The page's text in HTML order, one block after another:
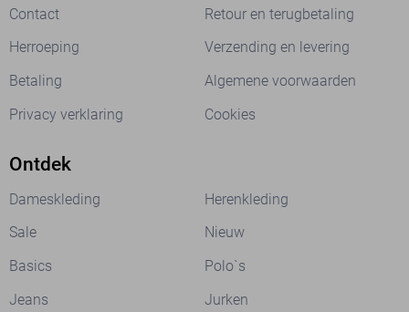
Contact
Retour en terugbetaling
Herroeping
Verzending en levering
Betaling
Algemene voorwaarden
Privacy verklaring
Cookies
Ontdek
Dameskleding
Herenkleding
Sale
Nieuw
Basics
Polo`s
Jeans
Jurken